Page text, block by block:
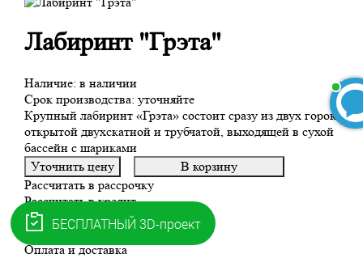
Лабиринт "Грэта"
Наличие: в наличии
Срок производства: уточняйте
Крупный лабиринт «Грэта» состоит сразу из двух горок:
открытой двухскатной и трубчатой, выходящей в сухой
бассейн с шариками
Уточнить цену
В корзину
Рассчитать в рассрочку
Рассчитать в кредит
Получить прайс
Описание
Оплата и доставка
БЕСПЛАТНЫЙ 3D-проект